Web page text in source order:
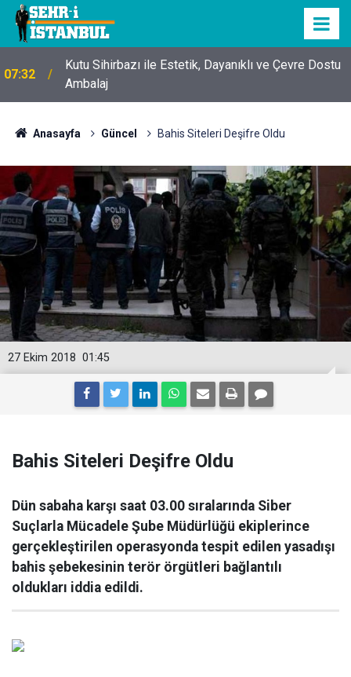
07:32
Kutu Sihirbazı ile Estetik, Dayanıklı ve Çevre Dostu
Ambalaj
Anasayfa Güncel Bahis Siteleri Deşifre Oldu
01:45
27 Ekim 2018
Bahis Siteleri Deşifre Oldu
Dün sabaha karşı saat 03.00 sıralarında Siber
Suçlarla Mücadele Şube Müdürlüğü ekiplerince
gerçekleştirilen operasyonda tespit edilen yasadışı
bahis şebekesinin terör örgütleri bağlantılı
oldukları iddia edildi.